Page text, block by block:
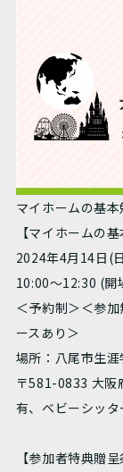
マイホームの基
【マイホームの
2024年4月14日(
10:00～12:30 (開
＜予約制＞＜参
ースあり＞
場所：八尾市生
〒581-0833 大阪
有、ベビーシッタ
【参加者特典贈呈